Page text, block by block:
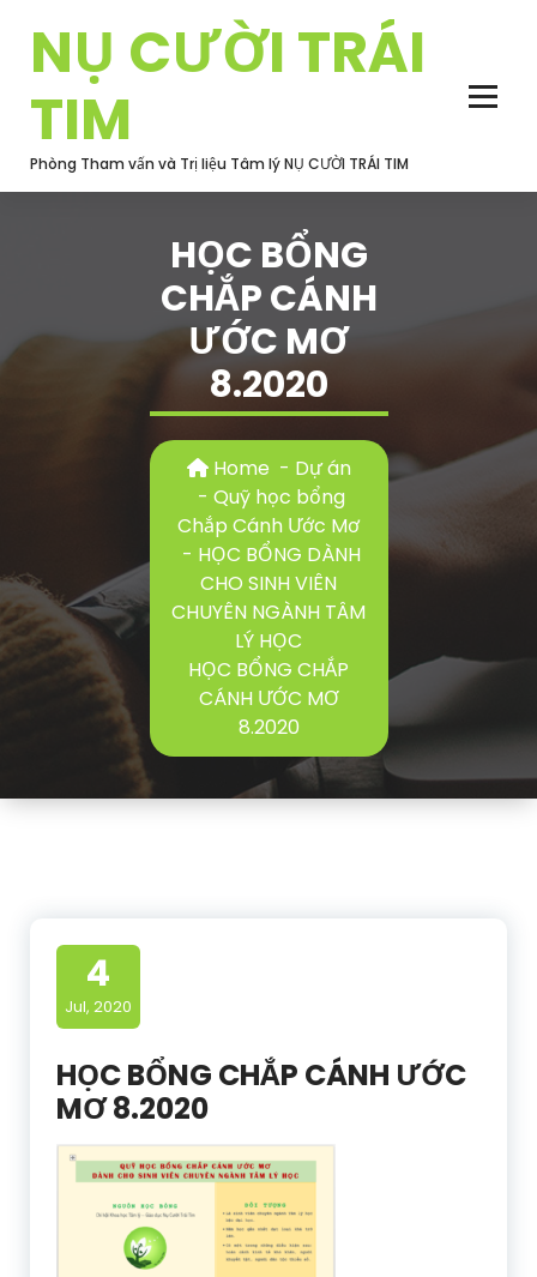
contentNỤ CƯỜI TRÁI
TIM
Phòng Tham vấn và Trị liệu Tâm lý NỤ CƯỜI TRÁI TIM
HỌC BỔNG
CHẮP CÁNH
ƯỚC MƠ
8.2020
Home - Dự án
- Quỹ học bổng
Chắp Cánh Ước Mơ
- HỌC BỔNG DÀNH
CHO SINH VIÊN
CHUYÊN NGÀNH TÂM
LÝ HỌC
HỌC BỔNG CHẮP
CÁNH ƯỚC MƠ
8.2020
4
Jul, 2020
HỌC BỔNG CHẮP CÁNH ƯỚC
MƠ 8.2020